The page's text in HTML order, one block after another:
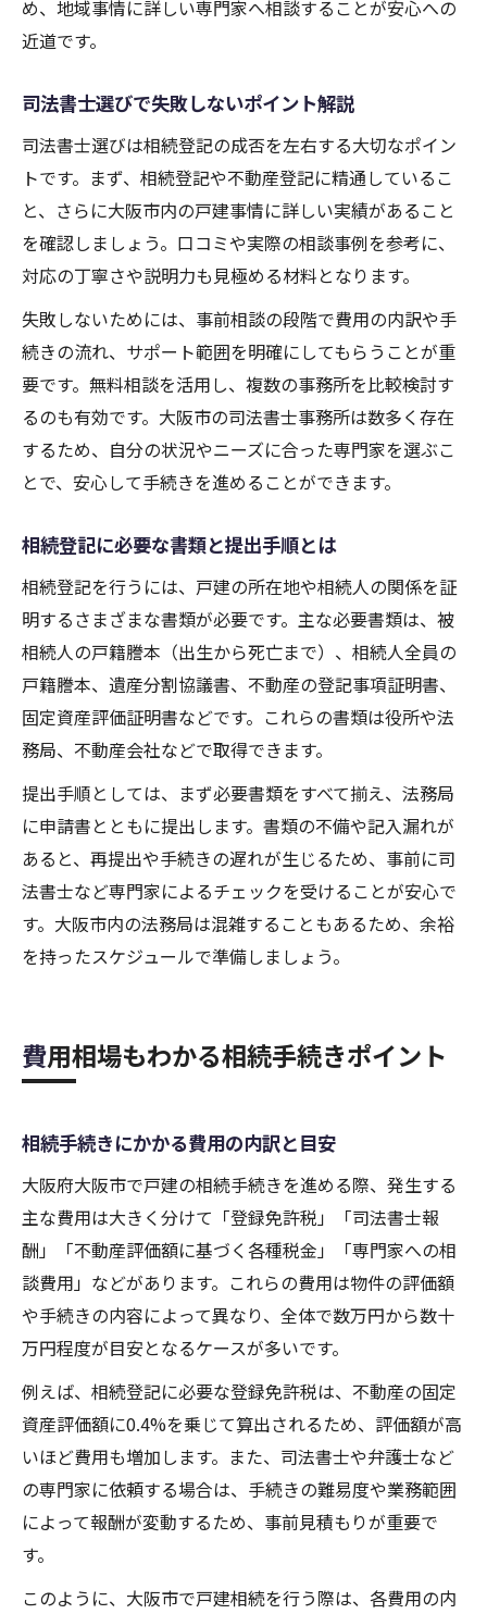
め、地域事情に詳しい専門家へ相談することが安心への
近道です。
司法書士選びで失敗しないポイント解説
司法書士選びは相続登記の成否を左右する大切なポイン
トです。まず、相続登記や不動産登記に精通しているこ
と、さらに大阪市内の戸建事情に詳しい実績があること
を確認しましょう。口コミや実際の相談事例を参考に、
対応の丁寧さや説明力も見極める材料となります。
失敗しないためには、事前相談の段階で費用の内訳や手
続きの流れ、サポート範囲を明確にしてもらうことが重
要です。無料相談を活用し、複数の事務所を比較検討す
るのも有効です。大阪市の司法書士事務所は数多く存在
するため、自分の状況やニーズに合った専門家を選ぶこ
とで、安心して手続きを進めることができます。
相続登記に必要な書類と提出手順とは
相続登記を行うには、戸建の所在地や相続人の関係を証
明するさまざまな書類が必要です。主な必要書類は、被
相続人の戸籍謄本（出生から死亡まで）、相続人全員の
戸籍謄本、遺産分割協議書、不動産の登記事項証明書、
固定資産評価証明書などです。これらの書類は役所や法
務局、不動産会社などで取得できます。
提出手順としては、まず必要書類をすべて揃え、法務局
に申請書とともに提出します。書類の不備や記入漏れが
あると、再提出や手続きの遅れが生じるため、事前に司
法書士など専門家によるチェックを受けることが安心で
す。大阪市内の法務局は混雑することもあるため、余裕
を持ったスケジュールで準備しましょう。
費用相場もわかる相続手続きポイント
相続手続きにかかる費用の内訳と目安
大阪府大阪市で戸建の相続手続きを進める際、発生する
主な費用は大きく分けて「登録免許税」「司法書士報
酬」「不動産評価額に基づく各種税金」「専門家への相
談費用」などがあります。これらの費用は物件の評価額
や手続きの内容によって異なり、全体で数万円から数十
万円程度が目安となるケースが多いです。
例えば、相続登記に必要な登録免許税は、不動産の固定
資産評価額に0.4%を乗じて算出されるため、評価額が高
いほど費用も増加します。また、司法書士や弁護士など
の専門家に依頼する場合は、手続きの難易度や業務範囲
によって報酬が変動するため、事前見積もりが重要で
す。
このように、大阪市で戸建相続を行う際は、各費用の内